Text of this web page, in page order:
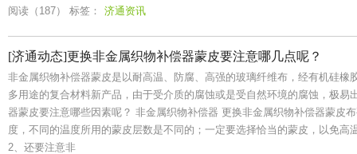
阅读（187） 标签： 济通资讯
[济通动态]更换非金属织物补偿器蒙皮要注意哪几点呢？
非金属织物补偿器蒙皮是以耐高温、防腐、高强的玻璃纤维布，经有机硅橡
多用途的复合材料新产品，由于受介质的腐蚀或是受自然环境的腐蚀，极易
器蒙皮要注意哪些因素呢？ 非金属织物补偿器 更换非金属织物补偿器蒙皮
度，不同的温度所用的蒙皮层数是不同的；一定要选择恰当的蒙皮，以免高
2、还要注意非